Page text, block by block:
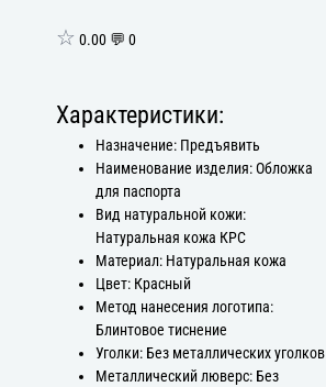
☆ 0.00 💬 0
Характеристики:
Назначение: Предъявить
Наименование изделия: Обложка
для паспорта
Вид натуральной кожи:
Натуральная кожа КРС
Материал: Натуральная кожа
Цвет: Красный
Метод нанесения логотипа:
Блинтовое тиснение
Уголки: Без металлических уголков
Металлический люверс: Без